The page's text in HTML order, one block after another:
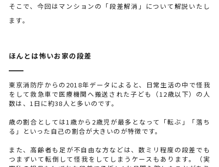
そこで、今回はマンションの「段差解消」について解説いたし
ます。
ほんとは怖いお家の段差
東京消防庁からの2018年データによると、日常生活の中で怪我
をして救急車で医療機関へ搬送された子ども（12歳以下）の人
数は、1日に約38人と多いのです。
歳の割合としては1歳から2歳児が最多となって「転ぶ」「落ち
る」といった自己の割合が大きいのが特徴です。
また、高齢者も足が不自由な方などは、数ミリ程度の段差でも
つまずいて転倒して怪我をしてしまうケースもあります。（実